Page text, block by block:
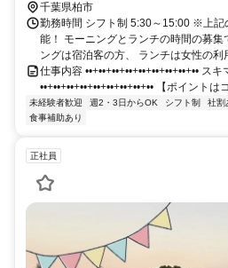
車で約9分
千葉県柏市
勤務時間 シフト制 5:30～15:00 ※上記
能！ モーニングとランチの時間の募
ングは宿泊客の方、 ランチは女性の利
仕事内容 ••+••+••+••+••+••+••+••+••
••+••+••+••+••+••+••+••+•• 【ポイン
未経験者歓迎 週2・3日からOK シフト制 社割
食事補助あり
正社員